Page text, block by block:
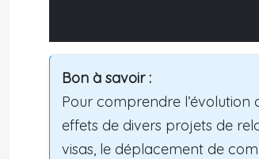
Bon à savoir :
Pour comprendre l’évolution
effets de divers projets de
visas, le déplacement de